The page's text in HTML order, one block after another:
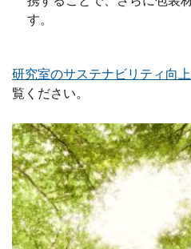
す。
研究室のサステナビリティ向
覧ください。